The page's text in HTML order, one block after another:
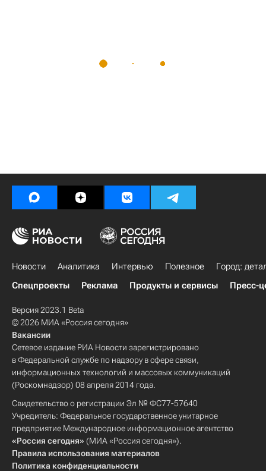
Новости Аналитика Интервью Полезное
Город:
Спецпроекты
Реклама Продукты и сервисы Пресс-
Версия 2023.1 Beta
© 2026 МИА «Россия сегодня»
Вакансии
Сетевое издание РИА Новости зарегистрировано
в Федеральной службе по надзору в сфере связи,
информационных технологий и массовых коммуникаций
(Роскомнадзор) 08 апреля 2014 года.
Свидетельство о регистрации Эл № ФС77-57640
Учредитель: Федеральное государственное унитарное
предприятие Международное информационное агентство
«Россия сегодня» (МИА «Россия сегодня»).
Правила использования материалов
Политика конфиденциальности